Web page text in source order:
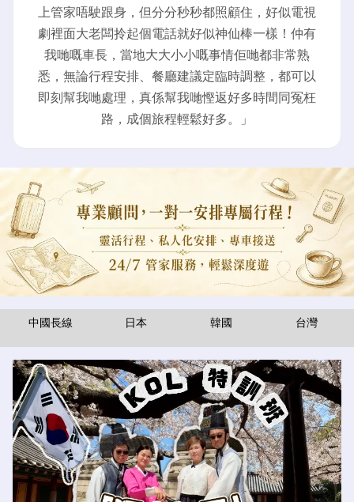
上管家唔駛跟身，但分分秒秒都照顧住，好似電視
劇裡面大老闆拎起個電話就好似神仙棒一樣！仲有
我哋嘅車長，當地大大小小嘅事情佢哋都非常熟
悉，無論行程安排、餐廳建議定臨時調整，都可以
即刻幫我哋處理，真係幫我哋慳返好多時間同冤枉
路，成個旅程輕鬆好多。」
中國長線 日本 韓國 台灣